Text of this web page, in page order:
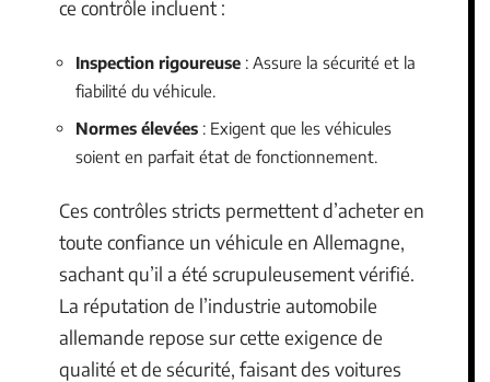
ce contrôle incluent :
Inspection rigoureuse : Assure la sécurité et la
fiabilité du véhicule.
Normes élevées : Exigent que les véhicules
soient en parfait état de fonctionnement.
Ces contrôles stricts permettent d’acheter en
toute confiance un véhicule en Allemagne,
sachant qu’il a été scrupuleusement vérifié.
La réputation de l’industrie automobile
allemande repose sur cette exigence de
qualité et de sécurité, faisant des voitures